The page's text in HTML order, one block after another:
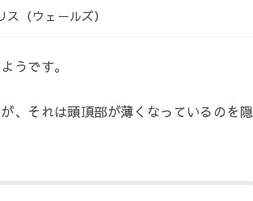
ス（ウェールズ）
うです。
、それは頭頂部が薄くなっているのを隠